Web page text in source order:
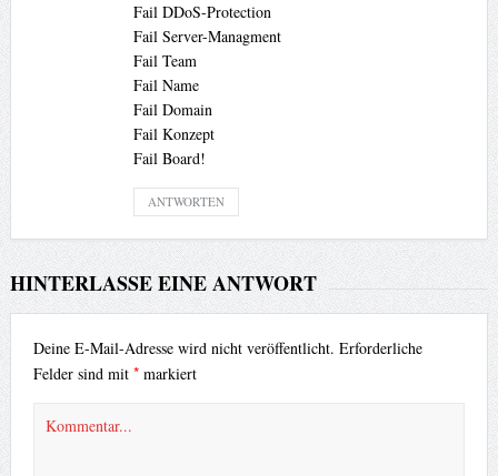
Fail DDoS-Protection
Fail Server-Managment
Fail Team
Fail Name
Fail Domain
Fail Konzept
Fail Board!
ANTWORTEN
HINTERLASSE EINE ANTWORT
Deine E-Mail-Adresse wird nicht veröffentlicht. Erforderliche
Felder sind mit *markiert